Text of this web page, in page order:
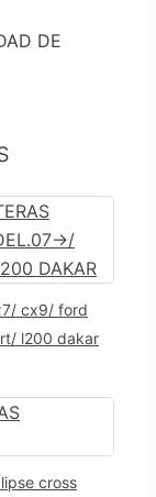
DE
cx9/ ford
l200 dakar
cross